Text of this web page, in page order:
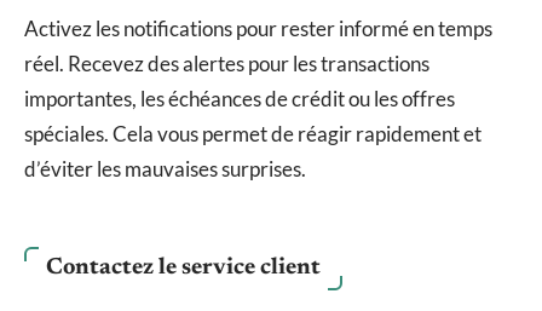
Activez les notifications pour rester informé en temps
réel. Recevez des alertes pour les transactions
importantes, les échéances de crédit ou les offres
spéciales. Cela vous permet de réagir rapidement et
d’éviter les mauvaises surprises.
Contactez le service client